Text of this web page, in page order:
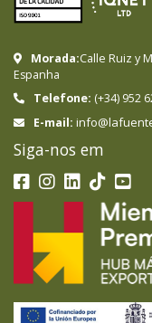
Morada:Calle Ruiz y
Espanha
Telefone: (+34) 952
E-mail:
Siga-nos em